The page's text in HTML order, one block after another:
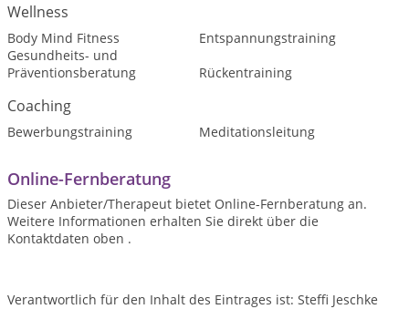
Wellness
Body Mind Fitness
Entspannungstraining
Gesundheits- und
Präventionsberatung
Rückentraining
Coaching
Bewerbungstraining Meditationsleitung
Online-Fernberatung
Dieser Anbieter/Therapeut bietet Online-Fernberatung an.
Weitere Informationen erhalten Sie direkt über die
Kontaktdaten oben .
Verantwortlich für den Inhalt des Eintrages ist: Steffi Jeschke